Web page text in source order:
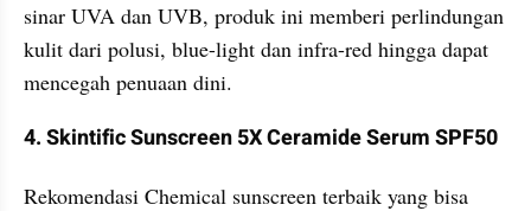
sinar UVA dan UVB, produk ini memberi perlindungan
kulit dari polusi, blue-light dan infra-red hingga dapat
mencegah penuaan dini.
4. Skintific Sunscreen 5X Ceramide Serum SPF50
Rekomendasi Chemical sunscreen terbaik yang bisa